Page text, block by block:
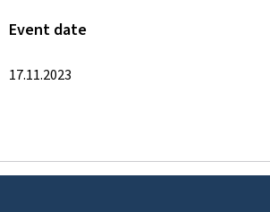
Event date
17.11.2023